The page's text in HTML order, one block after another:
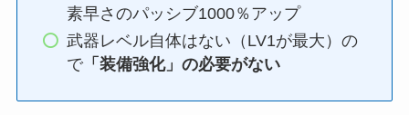
素早さのパッシブ1000％アップ
武器レベル自体はない（LV1が最大）の
で「装備強化」の必要がない